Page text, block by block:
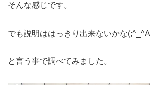
そんな感じです。
でも説明ははっきり出来ないかな(;^_^A
と言う事で調べてみました。